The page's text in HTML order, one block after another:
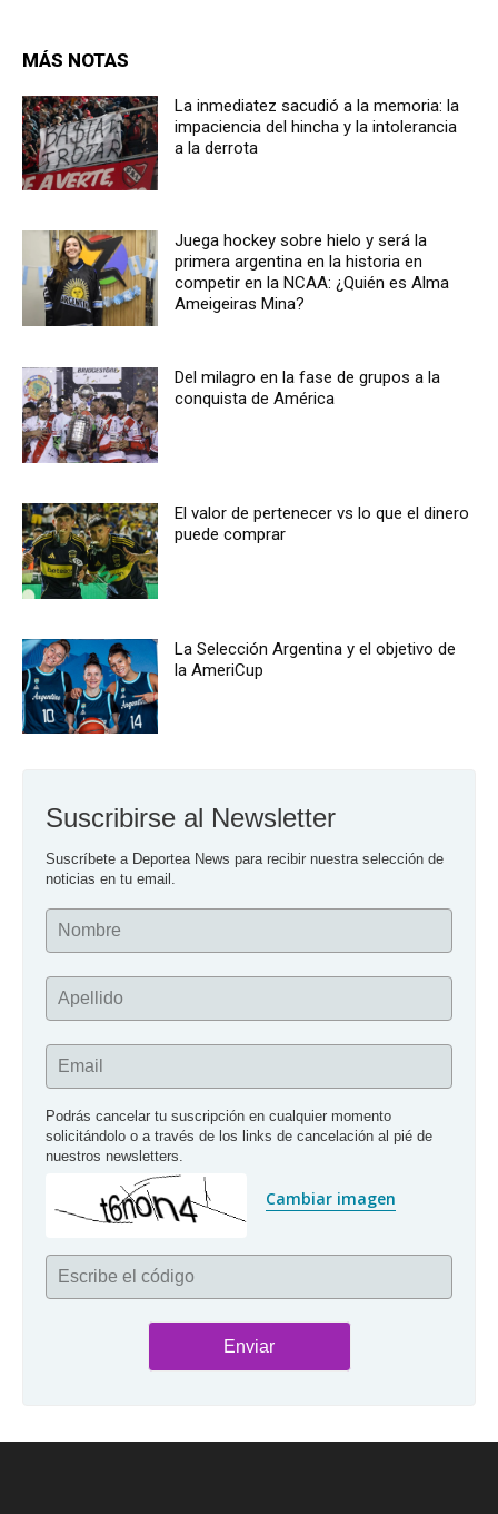
MÁS NOTAS
La inmediatez sacudió a la memoria: la
impaciencia del hincha y la intolerancia
a la derrota
Juega hockey sobre hielo y será la
primera argentina en la historia en
competir en la NCAA: ¿Quién es Alma
Ameigeiras Mina?
Del milagro en la fase de grupos a la
conquista de América
El valor de pertenecer vs lo que el dinero
puede comprar
La Selección Argentina y el objetivo de
la AmeriCup
Suscribirse al Newsletter
Suscríbete a Deportea News para recibir nuestra selección de
noticias en tu email.
Nombre
Apellido
Email
Podrás cancelar tu suscripción en cualquier momento
solicitándolo o a través de los links de cancelación al pié de
nuestros newsletters.
Cambiar imagen
Escribe el código